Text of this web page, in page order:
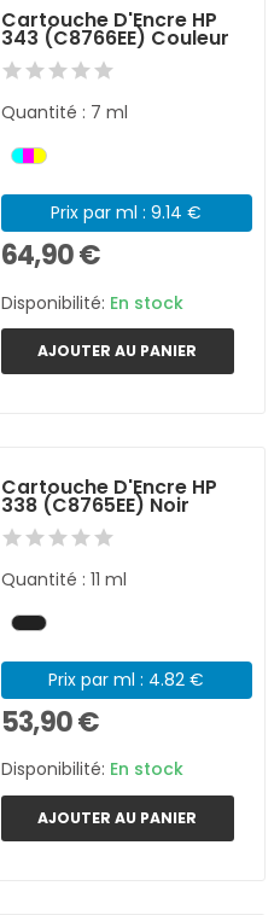
Cartouche D'Encre HP
343 (C8766EE) Couleur
Quantité : 7 ml
Prix par ml : 9.14 €
64,90 €
Disponibilité: En stock
AJOUTER AU PANIER
Cartouche D'Encre HP
338 (C8765EE) Noir
Quantité : 11 ml
Prix par ml : 4.82 €
53,90 €
Disponibilité: En stock
AJOUTER AU PANIER